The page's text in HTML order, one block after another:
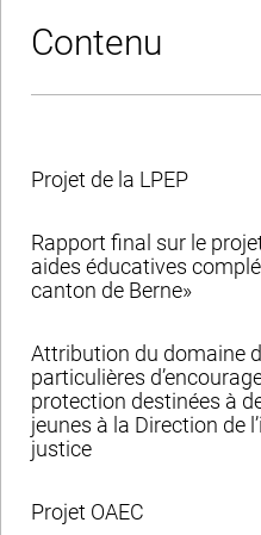
Contenu
Projet de la LPEP
Rapport final sur le
aides éducatives
canton de Berne»
Attribution du domaine
particulières
protection destinées à
jeunes à la Direction de
justice
Projet OAEC